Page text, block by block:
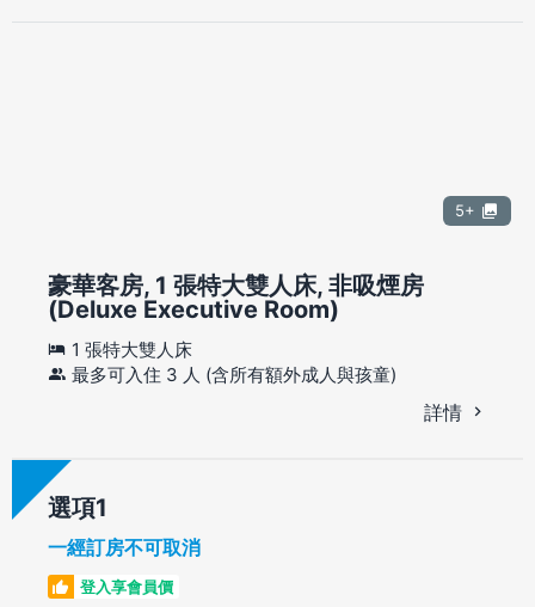
5+
豪華客房, 1 張特大雙人床, 非吸煙房
(Deluxe Executive Room)
1 張特大雙人床
最多可入住 3 人 (含所有額外成人與孩童)
詳情
選項
一經訂房不可取消
登入享會員價